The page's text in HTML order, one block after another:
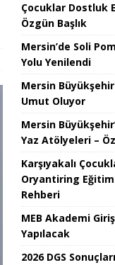
Çocuklar Dostluk
Özgün Başlık
Mersin’de Soli
Yolu Yenilendi
Mersin Büyükşehir
Umut Oluyor
Mersin
Yaz Atölyeleri –
Karşıyakalı
Oryantiring
Rehberi
MEB Akademi
Yapılacak
2026 DGS